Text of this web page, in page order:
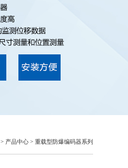
> 产品中心 > 重载型防爆编码器系列